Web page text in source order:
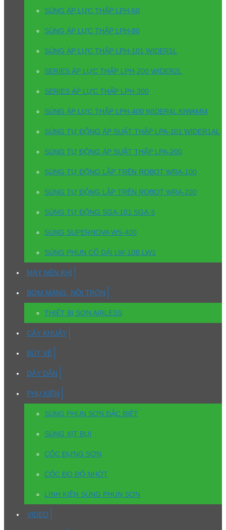
SÚNG ÁP LỰC THẤP LPH-50
SÚNG ÁP LỰC THẤP LPH-80
SÚNG ÁP LỰC THẤP LPH-101 WIDER1L
SERIES ÁP LỰC THẤP LPH-200 WIDER2L
SERIES ÁP LỰC THẤP LPH-300
SÚNG ÁP LỰC THẤP LPH-400 WIDER4L KIWAMI4
SÚNG TỰ ĐỘNG ÁP SUẤT THẤP LPA-101 WIDER1AL
SÚNG TỰ ĐỘNG ÁP SUẤT THẤP LPA-200
SÚNG TỰ ĐỘNG LẮP TRÊN ROBOT WRA-100
SÚNG TỰ ĐỘNG LẮP TRÊN ROBOT WRA-200
SÚNG TỰ ĐỘNG SGA-101 SGA-3
SÚNG SUPERNOVA WS-400
SÚNG PHUN CỔ DÀI LW-10B LW1
MÁY NÉN KHÍ
BƠM MÀNG, NỒI TRỘN
THIẾT BỊ SƠN AIRLESS
CÂY KHUẤY
BÚT VẼ
DÂY DẪN
PHỤ KIỆN
SÚNG PHUN SƠN ĐẶC BIỆT
SÚNG XỊT BỤI
CỐC ĐỰNG SƠN
CỐC ĐO ĐỘ NHỚT
LINH KIỆN SÚNG PHUN SƠN
VIDEO